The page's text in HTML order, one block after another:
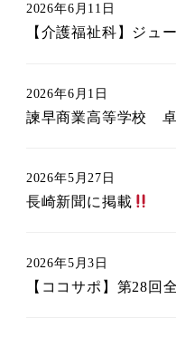
【介護福祉科】ジュ
2026年6月11日
諫早商業高等学校 卓
2026年6月1日
長崎新聞に掲載
2026年5月27日
【ココサポ】第28回
2026年5月3日